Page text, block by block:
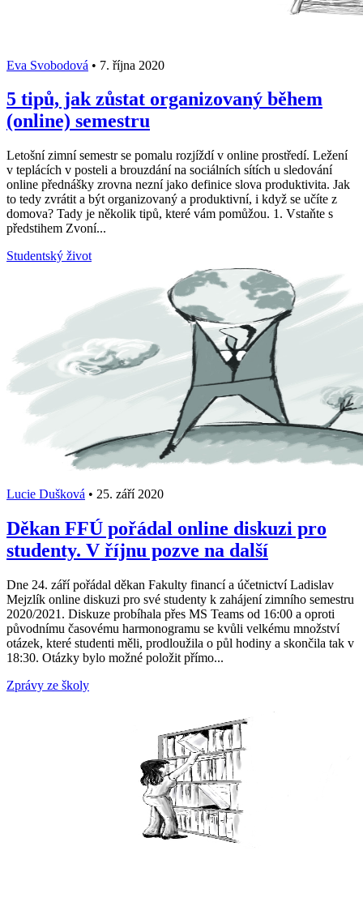
Eva Svobodová • 7. října 2020
5 tipů, jak zůstat organizovaný během
(online) semestru
Letošní zimní semestr se pomalu rozjíždí v online prostředí. Ležení
v teplácích v posteli a brouzdání na sociálních sítích u sledování
online přednášky zrovna nezní jako definice slova produktivita. Jak
to tedy zvrátit a být organizovaný a produktivní, i když se učíte z
domova? Tady je několik tipů, které vám pomůžou. 1. Vstaňte s
předstihem Zvoní...
Studentský život
Lucie Dušková • 25. září 2020
Děkan FFÚ pořádal online diskuzi pro
studenty. V říjnu pozve na další
Dne 24. září pořádal děkan Fakulty financí a účetnictví Ladislav
Mejzlík online diskuzi pro své studenty k zahájení zimního semestru
2020/2021. Diskuze probíhala přes MS Teams od 16:00 a oproti
původnímu časovému harmonogramu se kvůli velkému množství
otázek, které studenti měli, prodloužila o půl hodiny a skončila tak v
18:30. Otázky bylo možné položit přímo...
Zprávy ze školy